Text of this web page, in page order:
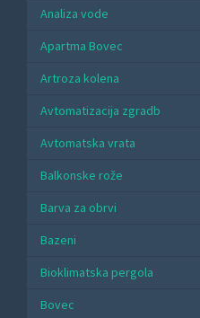
Analiza vode
Apartma Bovec
Artroza kolena
Avtomatizacija zgradb
Avtomatska vrata
Balkonske rože
Barva za obrvi
Bazeni
Bioklimatska pergola
Bovec